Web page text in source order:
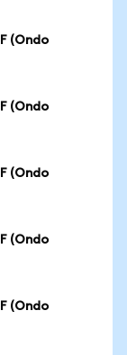
(Ondo
(Ondo
(Ondo
(Ondo
(Ondo